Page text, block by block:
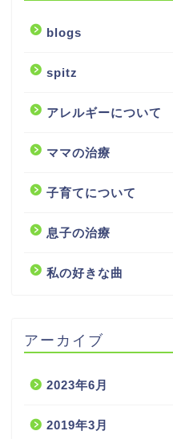
blogs
spitz
アレルギーについて
ママの治療
子育てについて
息子の治療
私の好きな曲
アーカイブ
2023年6月
2019年3月